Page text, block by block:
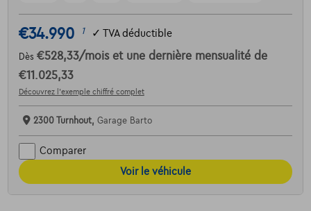
€34.990 1 ✓ TVA déductible
Dès €528,33/mois et une dernière mensualité de
€11.025,33
Découvrez l’exemple chiffré complet
2300 Turnhout, Garage Barto
Comparer
Voir le véhicule